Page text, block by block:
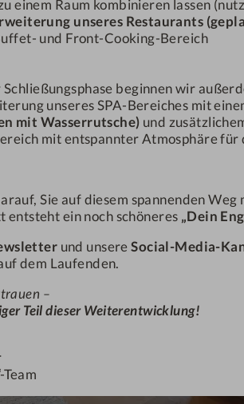
einem Raum kombinieren lassen
unseres Restaurants
und Front-Cooking-Bereich
beginnen wir
unseres SPA-Bereiches mit
mit Wasserrutsche) und
mit entspannter Atmosphäre
Sie auf diesem spannenden Weg
ein noch schöneres „Dein
und unsereSocial-Media-
dem Laufenden.
–
Teil dieser Weiterentwicklung!
Team